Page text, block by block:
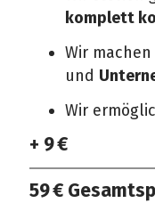
komplett
Wir
und
Wir
+ 9 €
59 €